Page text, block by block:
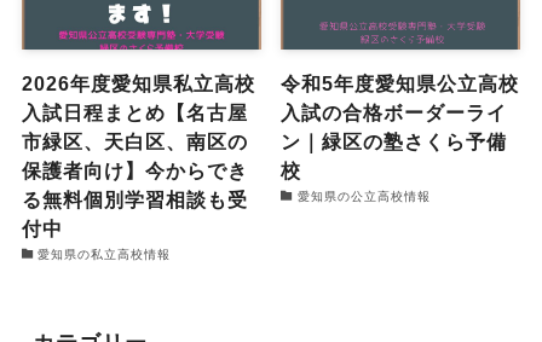
2026年度愛知県私立高校
入試日程まとめ【名古屋
市緑区、天白区、南区の
保護者向け】今からでき
る無料個別学習相談も受
付中
愛知県の私立高校情報
令和5年度愛知県公立高校
入試の合格ボーダーライ
ン｜緑区の塾さくら予備
校
愛知県の公立高校情報